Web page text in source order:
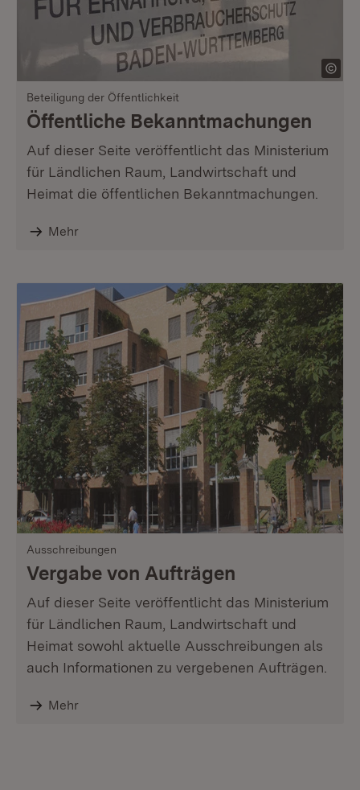
Beteiligung der Öffentlichkeit
Öffentliche Bekanntmachungen
Auf dieser Seite veröffentlicht das Ministerium
für Ländlichen Raum, Landwirtschaft und
Heimat die öffentlichen Bekanntmachungen.
Mehr
Ausschreibungen
Vergabe von Aufträgen
Auf dieser Seite veröffentlicht das Ministerium
für Ländlichen Raum, Landwirtschaft und
Heimat sowohl aktuelle Ausschreibungen als
auch Informationen zu vergebenen Aufträgen.
Mehr